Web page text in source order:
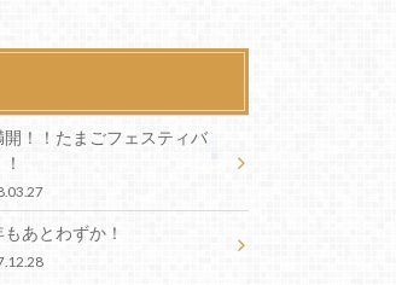
開！！たまごフェスティバ
あとわずか！